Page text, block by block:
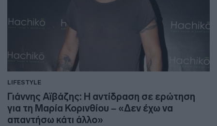
LIFESTYLE
Γιάννης Αϊβάζης: Η αντίδραση σε ερώτηση
για τη Μαρία Κορινθίου – «Δεν έχω να
απαντήσω κάτι άλλο»